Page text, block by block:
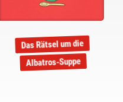
Das Rätsel um die
Albatros-Suppe